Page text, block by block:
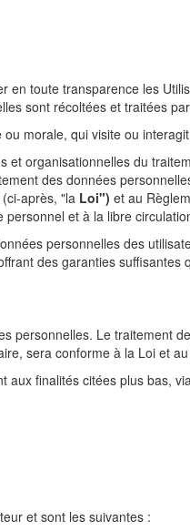
toute transparence les
sont récoltées et traitées
morale, qui visite ou
organisationnelles du
des données
après, "la Loi") et au
et à la libre
personnelles des
des garanties
personnelles. Le traitement
sera conforme à la Loi et
aux finalités citées plus bas,
et sont les suivantes :